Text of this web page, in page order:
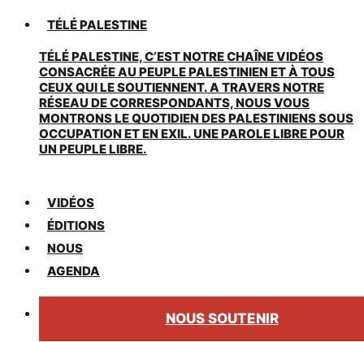
TÉLÉ PALESTINE
TÉLÉ PALESTINE, C’EST NOTRE CHAÎNE VIDÉOS
CONSACRÉE AU PEUPLE PALESTINIEN ET À TOUS
CEUX QUI LE SOUTIENNENT. A TRAVERS NOTRE
RÉSEAU DE CORRESPONDANTS, NOUS VOUS
MONTRONS LE QUOTIDIEN DES PALESTINIENS SOUS
OCCUPATION ET EN EXIL. UNE PAROLE LIBRE POUR
UN PEUPLE LIBRE.
VIDÉOS
ÉDITIONS
NOUS
AGENDA
NOUS SOUTENIR